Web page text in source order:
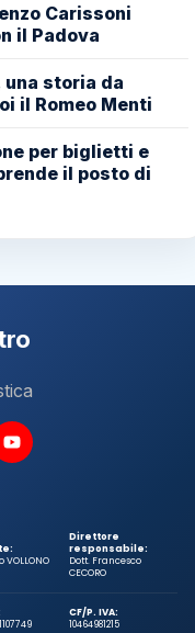
Carissoni
il Padova
una storia da
il Romeo Menti
per biglietti e
il posto di
VOLLONO
Direttore
responsabile:
Dott. Francesco
CECORO
CF/P. IVA:
10464981215